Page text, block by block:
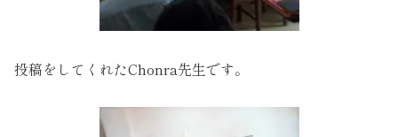
投稿をしてくれたChonra先生です。